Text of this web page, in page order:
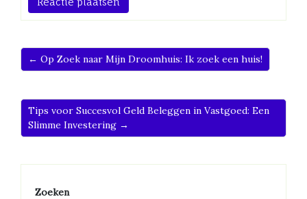
← Op Zoek naar Mijn Droomhuis: Ik zoek een huis!
Tips voor Succesvol Geld Beleggen in Vastgoed: Een
Slimme Investering →
Zoeken